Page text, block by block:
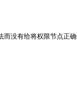
没有给将权限节点正